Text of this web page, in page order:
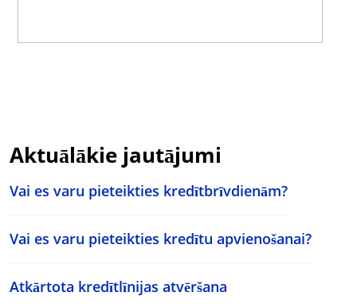
Aktuālākie jautājumi
Vai es varu pieteikties kredītbrīvdienām?
Vai es varu pieteikties kredītu apvienošanai?
Atkārtota kredītlīnijas atvēršana